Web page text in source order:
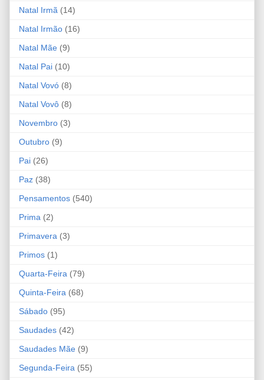
Natal Irmã (14)
Natal Irmão (16)
Natal Mãe (9)
Natal Pai (10)
Natal Vovó (8)
Natal Vovô (8)
Novembro (3)
Outubro (9)
Pai (26)
Paz (38)
Pensamentos (540)
Prima (2)
Primavera (3)
Primos (1)
Quarta-Feira (79)
Quinta-Feira (68)
Sábado (95)
Saudades (42)
Saudades Mãe (9)
Segunda-Feira (55)